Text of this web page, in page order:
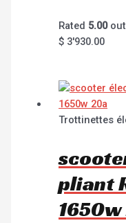
Rated 5.00out
$ 3'930.00
Trottinettes
pliant